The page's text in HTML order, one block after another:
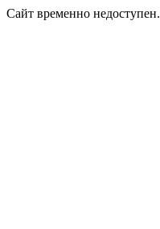
Сайт временно недоступен.